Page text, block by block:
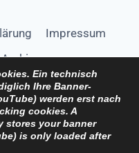
Impressum
Ein technisch
Ihre Banner-
werden erst nach
cookies. A
stores your banner
is only loaded after